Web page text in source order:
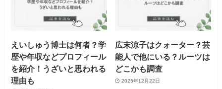
えいしゅう博士は何者？学
歴や年収などプロフィール
を紹介！うざいと思われる
理由も
広末涼子はクォーター？芸
能人で他にいる？ルーツは
どこかも調査
2025年12月22日